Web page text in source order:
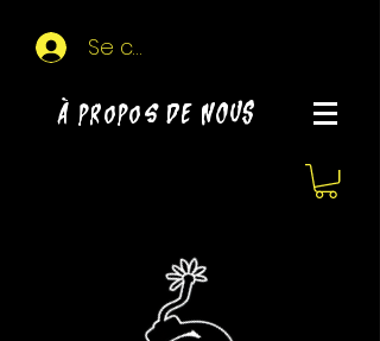
Se connecter
À propos de NOUS